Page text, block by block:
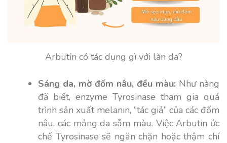
Arbutin có tác dụng gì với làn da?
Sáng da, mờ đốm nâu, đều màu: Như nàng
đã biết, enzyme Tyrosinase tham gia quá
trình sản xuất melanin, “tác giả” của các đốm
nâu, các mảng da sẫm màu. Việc Arbutin ức
chế Tyrosinase sẽ ngăn chặn hoặc thậm chí